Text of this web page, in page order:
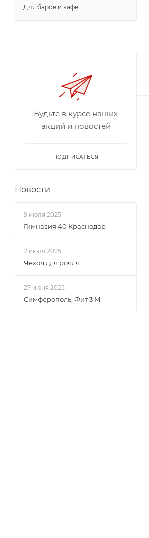
Для баров и кафе
Будьте в курсе наших
акций и новостей
ПОДПИСАТЬСЯ
Новости
9 июля 2025
Гимназия 40 Краснодар
7 июля 2025
Чехол для рояля
27 июня 2025
Симферополь, Фит 3 М